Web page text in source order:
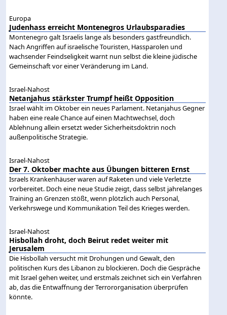
Europa
Judenhass erreicht Montenegros Urlaubsparadies
Montenegro galt Israelis lange als besonders gastfreundlich.
Nach Angriffen auf israelische Touristen, Hassparolen und
wachsender Feindseligkeit warnt nun selbst die kleine jüdische
Gemeinschaft vor einer Veränderung im Land.
Israel-Nahost
Netanjahus stärkster Trumpf heißt Opposition
Israel wählt im Oktober ein neues Parlament. Netanjahus Gegner
haben eine reale Chance auf einen Machtwechsel, doch
Ablehnung allein ersetzt weder Sicherheitsdoktrin noch
außenpolitische Strategie.
Israel-Nahost
Der 7. Oktober machte aus Übungen bitteren Ernst
Israels Krankenhäuser waren auf Raketen und viele Verletzte
vorbereitet. Doch eine neue Studie zeigt, dass selbst jahrelanges
Training an Grenzen stößt, wenn plötzlich auch Personal,
Verkehrswege und Kommunikation Teil des Krieges werden.
Israel-Nahost
Hisbollah droht, doch Beirut redet weiter mit
Jerusalem
Die Hisbollah versucht mit Drohungen und Gewalt, den
politischen Kurs des Libanon zu blockieren. Doch die Gespräche
mit Israel gehen weiter, und erstmals zeichnet sich ein Verfahren
ab, das die Entwaffnung der Terrororganisation überprüfen
könnte.